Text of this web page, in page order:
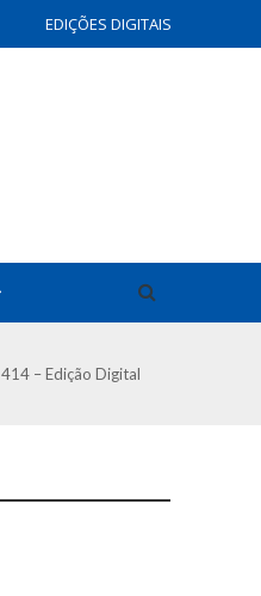
EDIÇÕES DIGITAIS
414 – Edição Digital